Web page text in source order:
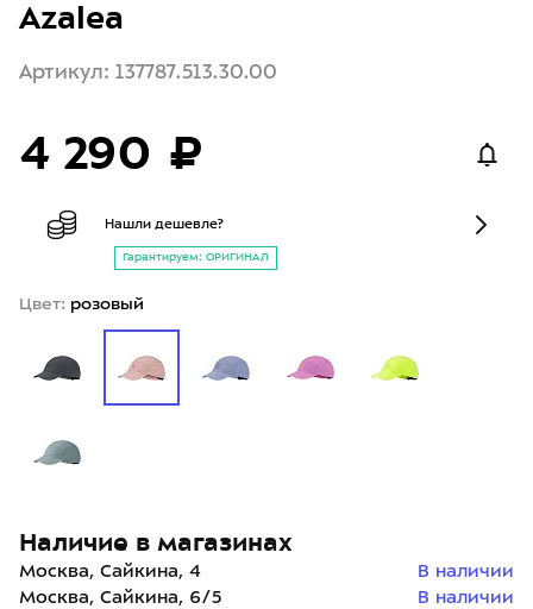
Azalea
Артикул: 137787.513.30.00
4 290 ₽
Нашли дешевле?
Гарантируем: ОРИГИНАЛ
Цвет: розовый
Наличие в магазинах
Москва, Сайкина, 4
В наличии
Москва, Сайкина, 6/5
В наличии